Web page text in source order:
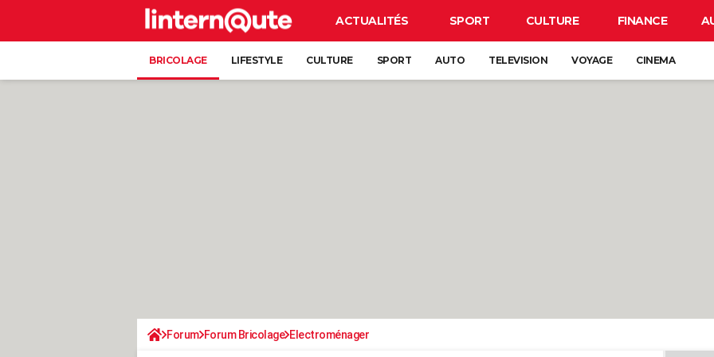
ACTUALITÉS SPORT CULTURE FINANCE
BRICOLAGE LIFESTYLE CULTURE SPORT AUTO TELEVISION VOYAGE CINEMA
Forum Forum Bricolage Electroménager